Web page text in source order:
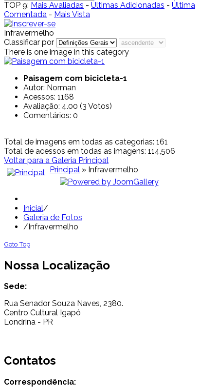
TOP 9: Mais Avaliadas - Últimas Adicionadas - Última
Comentada - Mais Vista
Infravermelho
Classificar por
There is one image in this category
Paisagem com bicicleta-1
Autor: Norman
Acessos: 1168
Avaliação: 4.00 (3 Votos)
Comentários: 0
Total de imagens em todas as categorias: 161
Total de acessos em todas as imagens: 114,506
Voltar para a Galeria Principal
Principal » Infravermelho
Inicial/
Galeria de Fotos
/Infravermelho
Goto Top
Nossa Localização
Sede:
Rua Senador Souza Naves, 2380.
Centro Cultural Igapó
Londrina - PR
Contatos
Correspondência: